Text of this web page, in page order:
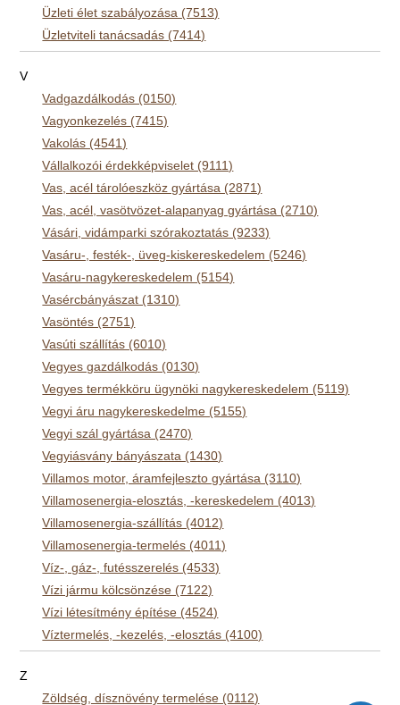
Üzleti élet szabályozása (7513)
Üzletviteli tanácsadás (7414)
V
Vadgazdálkodás (0150)
Vagyonkezelés (7415)
Vakolás (4541)
Vállalkozói érdekképviselet (9111)
Vas, acél tárolóeszköz gyártása (2871)
Vas, acél, vasötvözet-alapanyag gyártása (2710)
Vásári, vidámparki szórakoztatás (9233)
Vasáru-, festék-, üveg-kiskereskedelem (5246)
Vasáru-nagykereskedelem (5154)
Vasércbányászat (1310)
Vasöntés (2751)
Vasúti szállítás (6010)
Vegyes gazdálkodás (0130)
Vegyes termékköru ügynöki nagykereskedelem (5119)
Vegyi áru nagykereskedelme (5155)
Vegyi szál gyártása (2470)
Vegyiásvány bányászata (1430)
Villamos motor, áramfejleszto gyártása (3110)
Villamosenergia-elosztás, -kereskedelem (4013)
Villamosenergia-szállítás (4012)
Villamosenergia-termelés (4011)
Víz-, gáz-, futésszerelés (4533)
Vízi jármu kölcsönzése (7122)
Vízi létesítmény építése (4524)
Víztermelés, -kezelés, -elosztás (4100)
Z
Zöldség, dísznövény termelése (0112)